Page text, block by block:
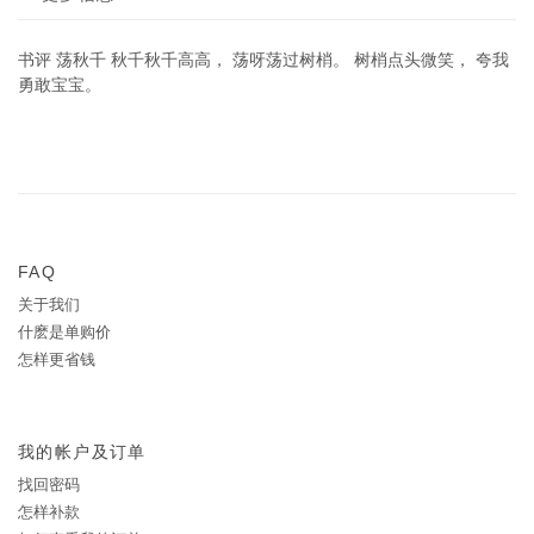
书评 荡秋千 秋千秋千高高， 荡呀荡过树梢。 树梢点头微笑， 夸我
勇敢宝宝。
FAQ
关于我们
什麽是单购价
怎样更省钱
我的帐户及订单
找回密码
怎样补款